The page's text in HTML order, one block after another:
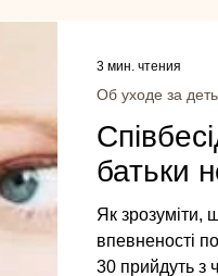
батьки
Як зрозуміти,
впевненості
30 прийдуть з
Об уходе за
3 мин. чтения